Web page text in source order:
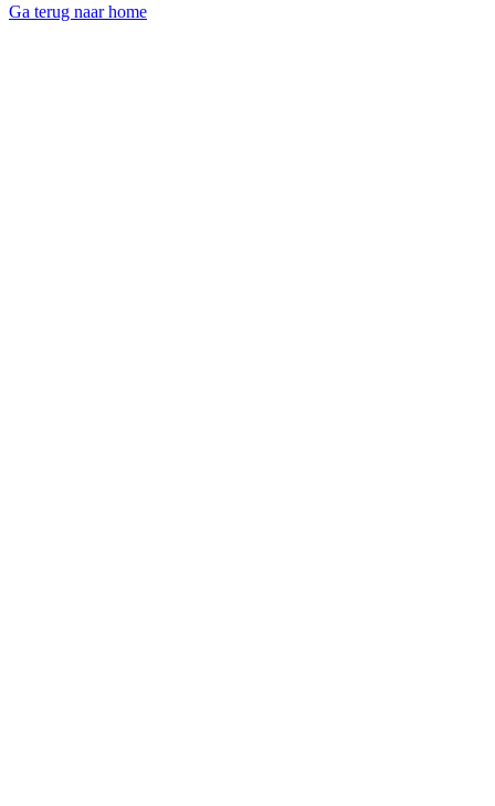
Ga terug naar home